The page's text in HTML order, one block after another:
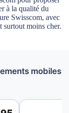
à la qualité du
Swisscom, avec
surtout moins cher.
mobiles